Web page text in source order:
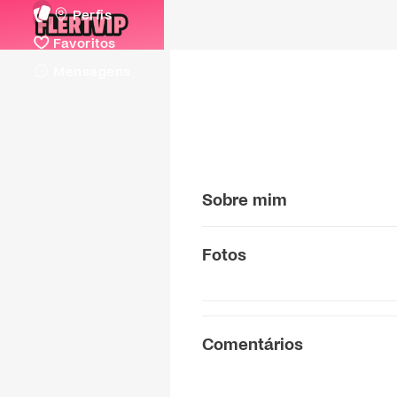
Perfis
Favoritos
Sobre mim
Fotos
Comentários